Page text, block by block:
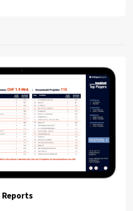
Reports